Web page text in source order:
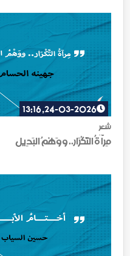
شعر
24-03-2026, 13:16
مِرآةُ التَّكْرَار.. ووَهْمُ البَدِيل